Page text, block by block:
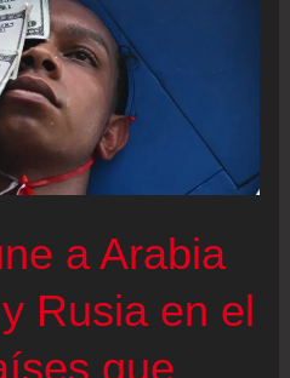
a Arabia
Rusia en el
que